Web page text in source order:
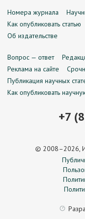
Номера журнала
Как опубликовать статью
Об издательстве
Вопрос — ответ
Реклама на сайте
Публикация научных
Как опубликовать
+7
© 2008–2026,